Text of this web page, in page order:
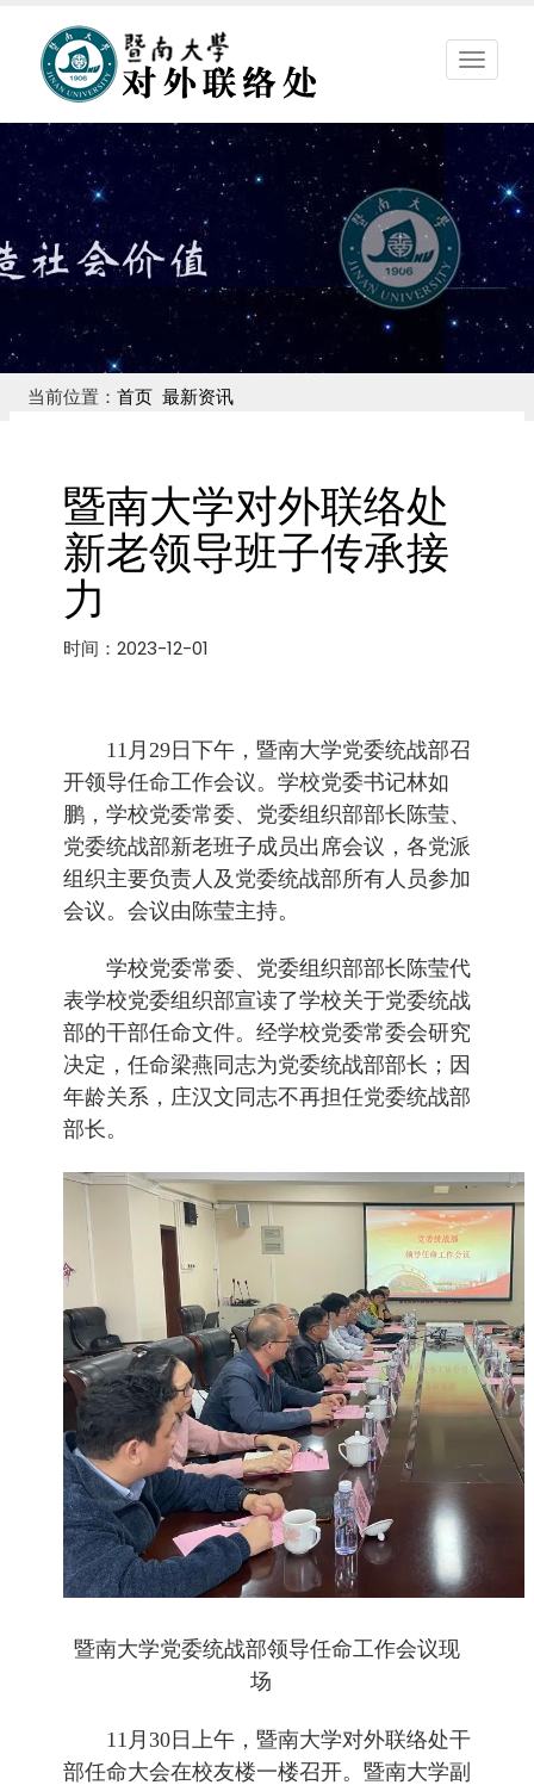
暨
大
对
络
处
当前位置： 首页 最新资讯
暨南大学对外联络处
新老领导班子传承接
力
时间：2023-12-01
11 月 29 日下午，暨南大学党委统战部召
开领导任命工作会议。学校党委书记林如
鹏，学校党委常委、党委组织部部长陈莹、
党委统战部新老班子成员出席会议，各党派
组织主要负责人及党委统战部所有人员参加
会议。会议由陈莹主持。
学校党委常委、党委组织部部长陈莹代
表学校党委组织部宣读了学校关于党委统战
部的干部任命文件。经学校党委常委会研究
决定，任命梁燕同志为党委统战部部长；因
年龄关系，庄汉文同志不再担任党委统战部
部长。
暨南大学党委统战部领导任命工作会议现
场
11 月 30 日上午，暨南大学对外联络处干
部任命大会在校友楼一楼召开。暨南大学副